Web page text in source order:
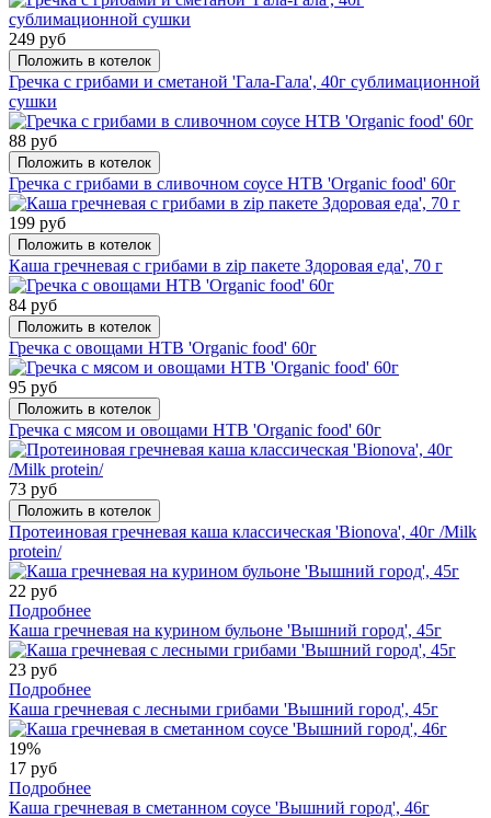
249 руб
Положить в котелок
Гречка с грибами и сметаной 'Гала-Гала', 40г сублимационной
сушки
88 руб
Положить в котелок
Гречка с грибами в сливочном соусе НТВ 'Organic food' 60г
199 руб
Положить в котелок
Каша гречневая с грибами в zip пакете Здоровая еда', 70 г
84 руб
Положить в котелок
Гречка с овощами НТВ 'Organic food' 60г
95 руб
Положить в котелок
Гречка с мясом и овощами НТВ 'Organic food' 60г
73 руб
Положить в котелок
Протеиновая гречневая каша классическая 'Bionova', 40г /Milk
protein/
22 руб
Подробнее
Каша гречневая на курином бульоне 'Вышний город', 45г
23 руб
Подробнее
Каша гречневая с лесными грибами 'Вышний город', 45г
19%
17 руб
Подробнее
Каша гречневая в сметанном соусе 'Вышний город', 46г